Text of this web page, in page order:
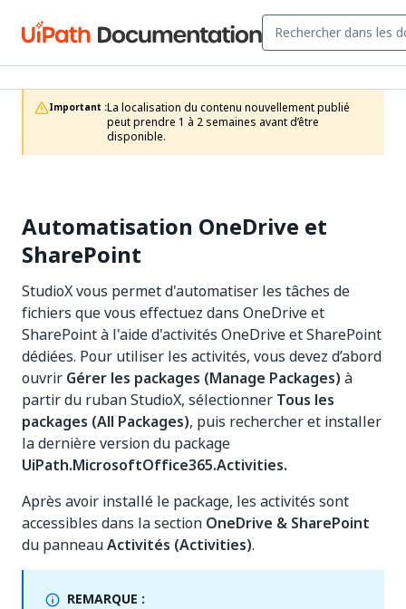
Important :La localisation du contenu nouvellement publié
peut prendre 1 à 2 semaines avant d’être
disponible.
Automatisation OneDrive et
SharePoint
StudioX vous permet d'automatiser les tâches de
fichiers que vous effectuez dans OneDrive et
SharePoint à l'aide d'activités OneDrive et SharePoint
dédiées. Pour utiliser les activités, vous devez d’abord
ouvrir Gérer les packages (Manage Packages) à
partir du ruban StudioX, sélectionner Tous les
packages (All Packages), puis rechercher et installer
la dernière version du package
UiPath.MicrosoftOffice365.Activities.
Après avoir installé le package, les activités sont
accessibles dans la section OneDrive & SharePoint
du panneauActivités (Activities).
REMARQUE :